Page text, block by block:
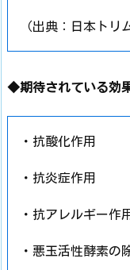
（出典：日本トリ
◆期待されている効
・抗酸化作用
・抗炎症作用
・抗アレルギー作
・悪玉活性酵素の